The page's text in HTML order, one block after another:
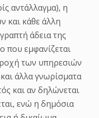
αντάλλαγμα), η
και κάθε άλλη
άδεια της
που εμφανίζεται
των υπηρεσιών
άλλα γνωρίσματα
και αν δηλώνεται
ενώ η δημόσια